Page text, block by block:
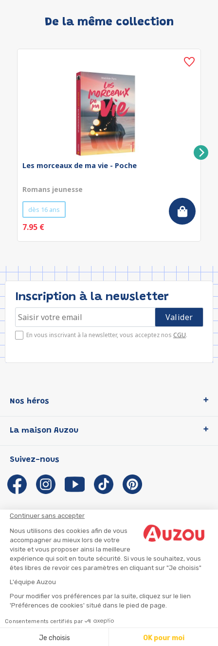
Continuer sans accepter
Nous utilisons des cookies afin de vous
accompagner au mieux lors de votre
visite et vous proposer ainsi la meilleure
expérience qui soit en toute sécurité. Si vous le souhaitez, vous
êtes libres de revoir ces paramètres en cliquant sur "Je choisis"
L'équipe Auzou
Pour modifier vos préférences par la suite, cliquez sur le lien
'Préférences de cookies' situé dans le pied de page.
Consentements certifiés par
Je choisis OK pour moi
Ajouter au panier
De la même collection
Les morceaux de ma vie - Poche
Romans jeunesse
dès 16 ans
7.95 €
Inscription à la newsletter
En vous inscrivant à la newsletter, vous acceptez nos CGU.
Nos héros
P'tit Loup
Les Influenceuses
Migali
Petite Taupe
La maison Auzou
Notre histoire
Auzou s'engage
Auteurs et illustrateurs Auzou
Suivre mon colis
Infos consommateur
Suivez-nous
CGU
CGV
Mentions légales
© 2026 - AUZOU |